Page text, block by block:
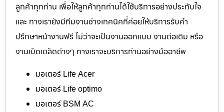
ลูกค้าทุกท่าน เพื่อให้ลูกค้าทุกท่านได้ใช้บริการอย่างประทับใจ
และ ทางเรายังมีทีมงานช่างเทคนิคที่ค่อยให้บริการรับคำ
ปรึกษาหน้างานฟรี ไม่ว่าจะเป็นงานออกแบบ งานต่อเติม หรือ
งานเบ็ดเตล็ดต่างๆ ทางเราจะบริการท่านอย่างมืออาชีพ
มอเตอร์ Life Acer
มอเตอร์ Life optimo
มอเตอร์ BSM AC